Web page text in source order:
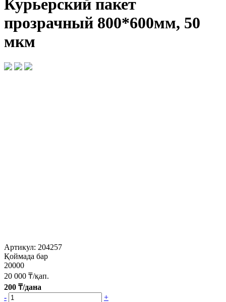
Курьерский пакет
прозрачный 800*600мм, 50
мкм
Артикул: 204257
Қоймада бар
20000
20 000 ₸/қап.
200 ₸/дана
-
+